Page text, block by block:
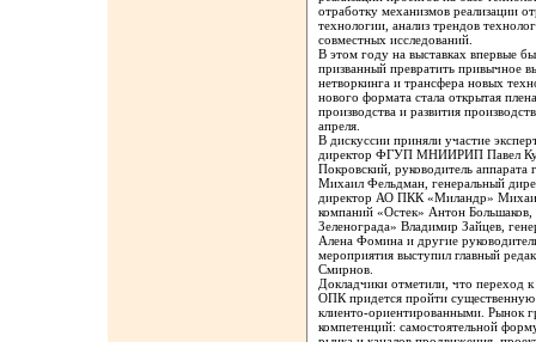
отработку механизмов реализации
технологии, анализ трендов
совместных исследований.
В этом году на выставках впервые
призванный превратить привычное
нетворкинга и трансфера новых
нового формата стала открытая
производства и развития
апреля.
В дискуссии приняли участие
директор ФГУП МНИИРИП Павел
Покровский, руководитель
Михаил Фельдман, генеральный
директор АО ПКК «Миландр»
компаний «Остек» Антон
Зеленограда» Владимир Зайцев,
Алена Фомина и другие
мероприятия выступил главный
Смирнов.
Докладчики отметили, что переход
ОПК придется пройти
клиенто-ориентированными. Рынок
компетенций: самостоятельной